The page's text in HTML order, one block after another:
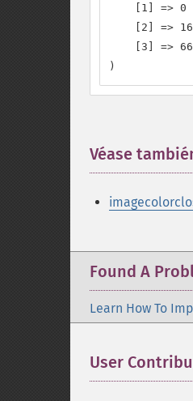
    [1] => 0
[2] =>
[3] =>
)
Véase
Found A
Learn How To
User